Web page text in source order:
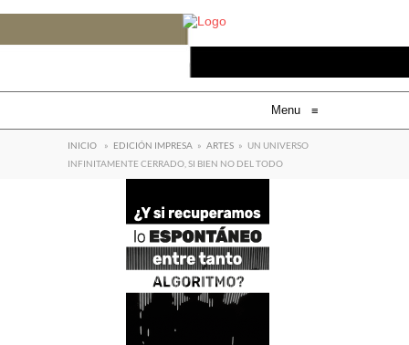
Menu ≡
INICIO » EDICIÓN IMPRESA » ARTES » UN UNIVERSO
INFINITAMENTE CERRADO, SI BIEN NO DEL TODO